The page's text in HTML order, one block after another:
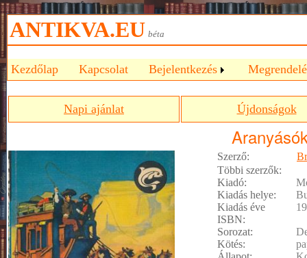
ANTIKVA.EU béta
Kezdőlap Kapcsolat Bejelentkezés
Napi ajánlat Újdonságok
Szerző:
Többi szerzők:
Kiadó:
Kiadás helye:
Kiadás éve
ISBN:
Sorozat:
Kötés: